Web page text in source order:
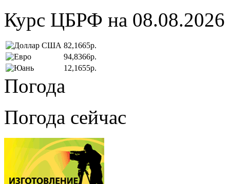
Курс ЦБРФ на 08.08.2026
82,1665р.
94,8366р.
12,1655р.
Погода
Погода сейчас